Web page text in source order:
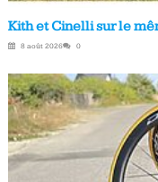
Kith et Cinelli sur le
8 août 2026 0